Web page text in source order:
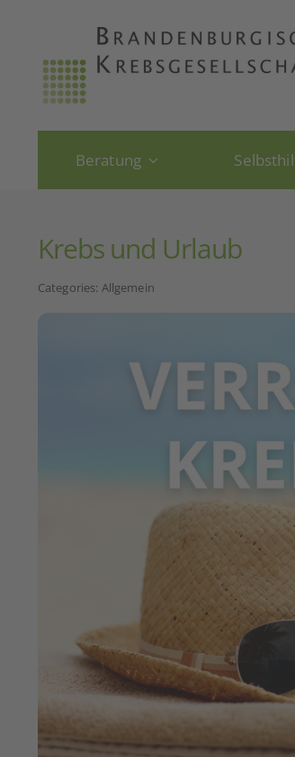
content
Beratung
Krebs und Urlaub
Categories: Allgemein